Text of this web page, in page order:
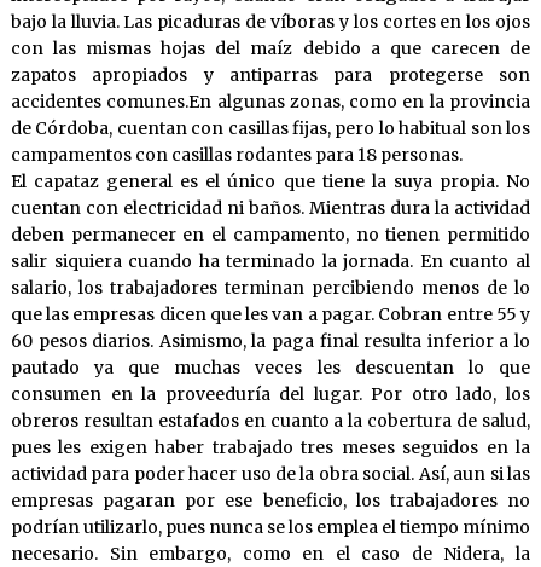
bajo la lluvia. Las picaduras de víboras y los cortes en los ojos
con las mismas hojas del maíz debido a que carecen de
zapatos apropiados y antiparras para protegerse son
accidentes comunes.En algunas zonas, como en la provincia
de Córdoba, cuentan con casillas fijas, pero lo habitual son los
campamentos con casillas rodantes para 18 personas.
El capataz general es el único que tiene la suya propia. No
cuentan con electricidad ni baños. Mientras dura la actividad
deben permanecer en el campamento, no tienen permitido
salir siquiera cuando ha terminado la jornada. En cuanto al
salario, los trabajadores terminan percibiendo menos de lo
que las empresas dicen que les van a pagar. Cobran entre 55 y
60 pesos diarios. Asimismo, la paga final resulta inferior a lo
pautado ya que muchas veces les descuentan lo que
consumen en la proveeduría del lugar. Por otro lado, los
obreros resultan estafados en cuanto a la cobertura de salud,
pues les exigen haber trabajado tres meses seguidos en la
actividad para poder hacer uso de la obra social. Así, aun si las
empresas pagaran por ese beneficio, los trabajadores no
podrían utilizarlo, pues nunca se los emplea el tiempo mínimo
necesario. Sin embargo, como en el caso de Nidera, la